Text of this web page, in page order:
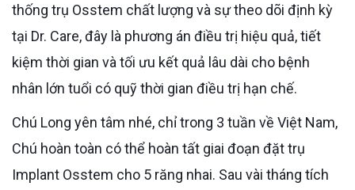
thống trụ Osstem chất lượng và sự theo dõi định kỳ
tại Dr. Care, đây là phương án điều trị hiệu quả, tiết
kiệm thời gian và tối ưu kết quả lâu dài cho bệnh
nhân lớn tuổi có quỹ thời gian điều trị hạn chế.
Chú Long yên tâm nhé, chỉ trong 3 tuần về Việt Nam,
Chú hoàn toàn có thể hoàn tất giai đoạn đặt trụ
Implant Osstem cho 5 răng nhai. Sau vài tháng tích